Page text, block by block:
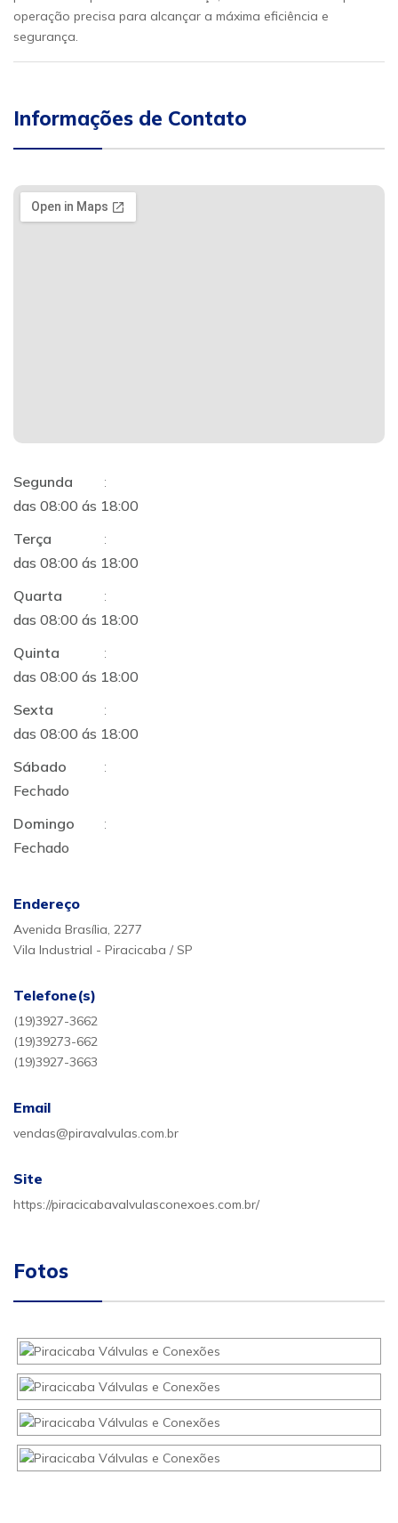
operação precisa para alcançar a máxima eficiência e
segurança.
Informações de Contato
Segunda
:
das 08:00 ás 18:00
Terça
:
das 08:00 ás 18:00
Quarta
:
das 08:00 ás 18:00
Quinta
:
das 08:00 ás 18:00
Sexta
:
das 08:00 ás 18:00
Sábado
:
Fechado
Domingo
:
Fechado
Endereço
Avenida Brasília, 2277
Vila Industrial - Piracicaba / SP
Telefone(s)
(19)3927-3662
(19)39273-662
(19)3927-3663
Email
vendas@piravalvulas.com.br
Site
https://piracicabavalvulasconexoes.com.br/
Fotos